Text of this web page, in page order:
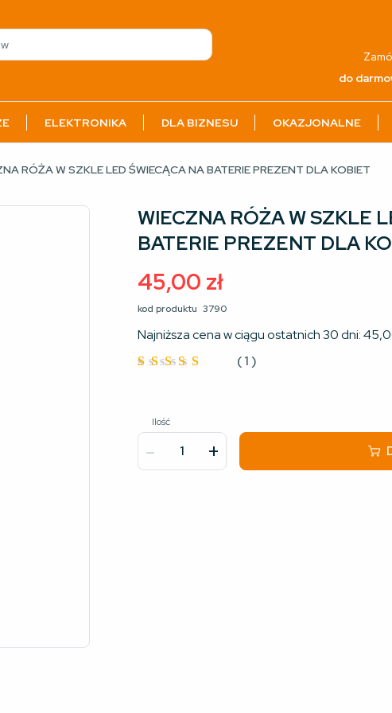
do
ELEKTRONIKA DLA BIZNESU OKAZJONALNE
RÓŻA W SZKLE LED ŚWIECĄCA NA BATERIE PREZENT DLA KOBIET
WIECZNA RÓŻA W SZKLE
BATERIE PREZENT DLA
45,00 zł
kod produktu 3790
Najniższa cena w ciągu ostatnich 30 dni:
(1 )
Ilość
- +